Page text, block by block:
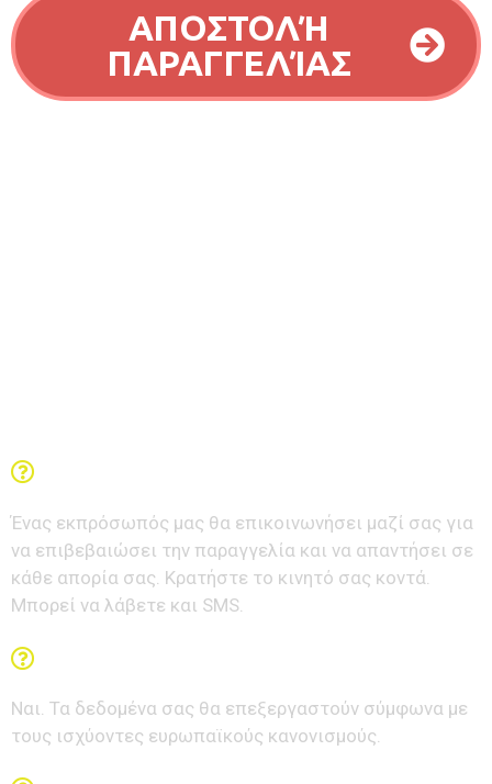
ΑΠΟΣΤΟΛΉ
ΠΑΡΑΓΓΕΛΊΑΣ
Ένας εκπρόσωπός μας θα επικοινωνήσει μαζί σας για
να επιβεβαιώσει την παραγγελία και να απαντήσει σε
κάθε απορία σας. Κρατήστε το κινητό σας κοντά.
Μπορεί να λάβετε και SMS.
Ναι. Τα δεδομένα σας θα επεξεργαστούν σύμφωνα με
τους ισχύοντες ευρωπαϊκούς κανονισμούς.